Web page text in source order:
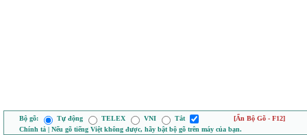
Bộ gõ: Tự động TELEX VNI Tắt
[Ẩn Bộ Gõ - F12]
Chính tả | Nếu gõ tiếng Việt không được, hãy bật bộ gõ trên máy của bạn.